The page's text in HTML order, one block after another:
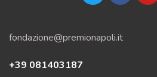
fondazione@premionapoli.it
+39 081403187